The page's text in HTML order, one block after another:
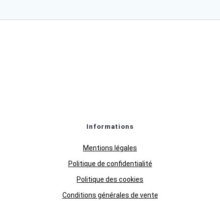
Informations
Mentions légales
Politique de confidentialité
Politique des cookies
Conditions générales de vente